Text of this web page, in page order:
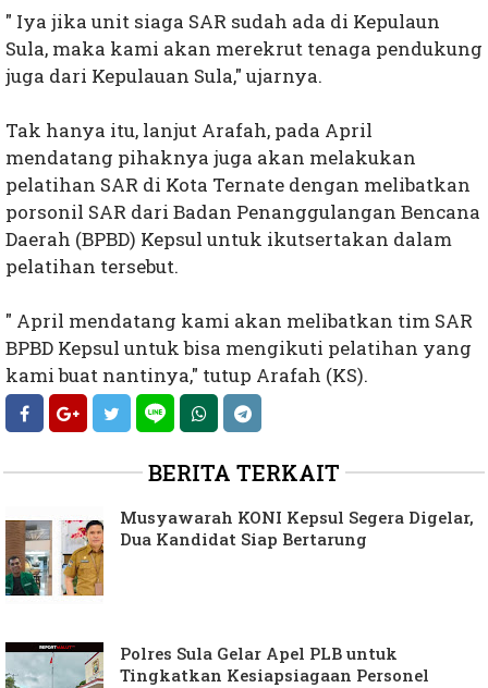
" Iya jika unit siaga SAR sudah ada di Kepulaun
Sula, maka kami akan merekrut tenaga pendukung
juga dari Kepulauan Sula," ujarnya.
Tak hanya itu, lanjut Arafah, pada April
mendatang pihaknya juga akan melakukan
pelatihan SAR di Kota Ternate dengan melibatkan
porsonil SAR dari Badan Penanggulangan Bencana
Daerah (BPBD) Kepsul untuk ikutsertakan dalam
pelatihan tersebut.
" April mendatang kami akan melibatkan tim SAR
BPBD Kepsul untuk bisa mengikuti pelatihan yang
kami buat nantinya," tutup Arafah (KS).
BERITA TERKAIT
Musyawarah KONI Kepsul Segera Digelar,
Dua Kandidat Siap Bertarung
Polres Sula Gelar Apel PLB untuk
Tingkatkan Kesiapsiagaan Personel